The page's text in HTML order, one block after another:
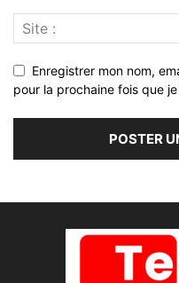
Enregistrer mon nom,
pour la prochaine fois que